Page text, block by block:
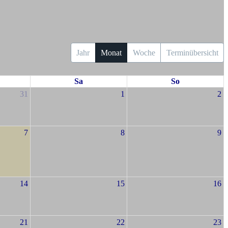
Jahr Monat Woche Terminübersicht
Sa
So
31
1 2
7 8 9
14 15 16
21 22 23